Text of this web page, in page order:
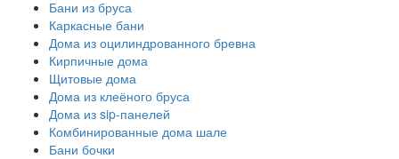
Бани из бруса
Каркасные бани
Дома из оцилиндрованного бревна
Кирпичные дома
Щитовые дома
Дома из клеёного бруса
Дома из sip-панелей
Комбинированные дома шале
Бани бочки